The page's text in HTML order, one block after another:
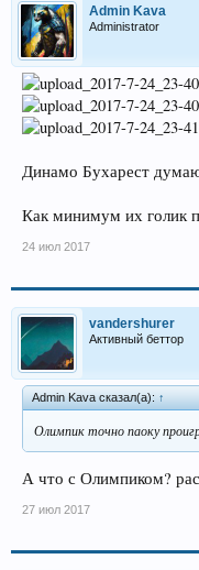
Admin Kava
Administrator
Динамо Бухарест
Как минимум их голик
24 июл 2017
vandershurer
Активный беттор
Admin Kava сказал(а): ↑
Олимпик точно паоку
А что с Олимпиком?
27 июл 2017